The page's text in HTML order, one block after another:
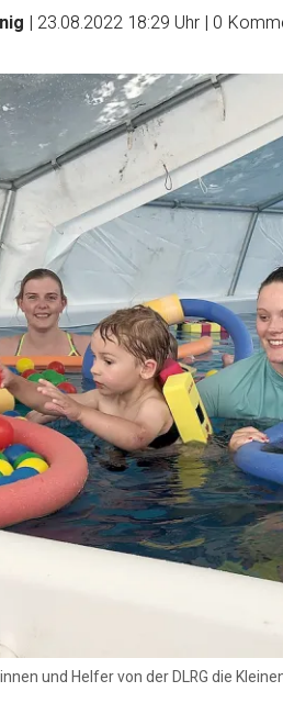
| 23.08.2022 18:29 Uhr | 0
und Helfer von der DLRG die